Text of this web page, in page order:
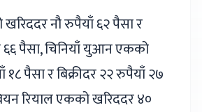
खरिददर नौ रुपैयाँ ६२ पैसा र
६६ पैसा, चिनियाँ युआन एकको
पैसा र बिक्रीदर २२ रुपैयाँ २७
रियाल एकको खरिददर ४०